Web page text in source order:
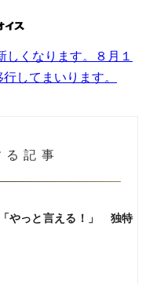
くなります。８月１
してまいります。
る記事
やっと言える！」 独特